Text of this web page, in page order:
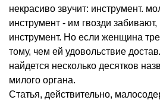
некрасиво звучит: инструмент.
инструмент - им гвозди
инструмент. Но если женщина
тому, чем ей удовольствие
найдется несколько десятков
милого органа.
Статья, действительно,